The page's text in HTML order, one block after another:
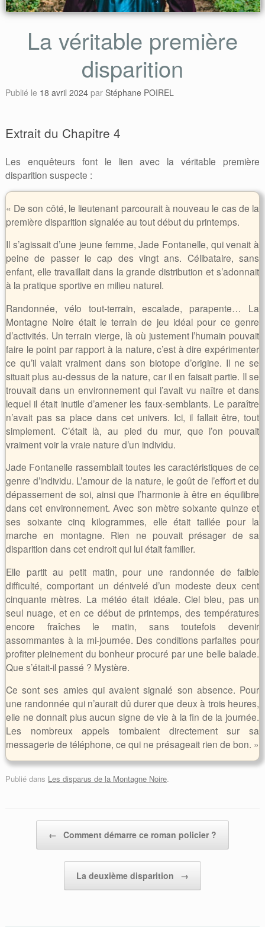
La véritable première
disparition
Publié le 18 avril 2024 par Stéphane POIREL
Extrait du Chapitre 4
Les enquêteurs font le lien avec la véritable première
disparition suspecte :
« De son côté, le lieutenant parcourait à nouveau le cas de la
première disparition signalée au tout début du printemps.
Il s’agissait d’une jeune femme, Jade Fontanelle, qui venait à
peine de passer le cap des vingt ans. Célibataire, sans
enfant, elle travaillait dans la grande distribution et s’adonnait
à la pratique sportive en milieu naturel.
Randonnée, vélo tout-terrain, escalade, parapente… La
Montagne Noire était le terrain de jeu idéal pour ce genre
d’activités. Un terrain vierge, là où justement l’humain pouvait
faire le point par rapport à la nature, c’est à dire expérimenter
ce qu’il valait vraiment dans son biotope d’origine. Il ne se
situait plus au-dessus de la nature, car il en faisait partie. Il se
trouvait dans un environnement qui l’avait vu naître et dans
lequel il était inutile d’amener les faux-semblants. Le paraître
n’avait pas sa place dans cet univers. Ici, il fallait être, tout
simplement. C’était là, au pied du mur, que l’on pouvait
vraiment voir la vraie nature d’un individu.
Jade Fontanelle rassemblait toutes les caractéristiques de ce
genre d’individu. L’amour de la nature, le goût de l’effort et du
dépassement de soi, ainsi que l’harmonie à être en équilibre
dans cet environnement. Avec son mètre soixante quinze et
ses soixante cinq kilogrammes, elle était taillée pour la
marche en montagne. Rien ne pouvait présager de sa
disparition dans cet endroit qui lui était familier.
Elle partit au petit matin, pour une randonnée de faible
difficulté, comportant un dénivelé d’un modeste deux cent
cinquante mètres. La météo était idéale. Ciel bleu, pas un
seul nuage, et en ce début de printemps, des températures
encore fraîches le matin, sans toutefois devenir
assommantes à la mi-journée. Des conditions parfaites pour
profiter pleinement du bonheur procuré par une belle balade.
Que s’était-il passé ? Mystère.
Ce sont ses amies qui avaient signalé son absence. Pour
une randonnée qui n’aurait dû durer que deux à trois heures,
elle ne donnait plus aucun signe de vie à la fin de la journée.
Les nombreux appels tombaient directement sur sa
messagerie de téléphone, ce qui ne présageait rien de bon. »
Publié dans Les disparus de la Montagne Noire.
← Comment démarre ce roman policier ?
La deuxième disparition →